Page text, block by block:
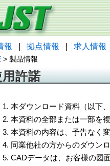
報 拠点情報 求人情報
> 製品情報
許諾
1. 本ダウンロード資料（以下
2. 本資料の全部または一部を
3. 本資料の内容は、予告なく
4. 同業他社の方からのダウン
5. CADデータは、お客様の図